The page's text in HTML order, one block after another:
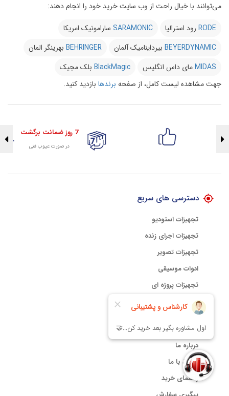
می‌توانند با خیال راحت از وب سایت خرید خود را انجام دهند:
RODE رود استرالیا SARAMONIC سارامونیک امریکا
BEYERDYNAMIC بیرداینامیک آلمان BEHRINGER بهرینگر المان
MIDASمای داس انگلیس BlackMagic بلک مجیک
جهت مشاهده لیست کامل، از صفحه برندها بازدید کنید.
7 روز ضمانت برگشت
در صورت عیوب فنی
دسترسی های سریع
تجهیزات استودیو
تجهیزات اجرای زنده
تجهیزات تصویر
ادوات موسیقی
تجهیزات پروژه ای
تجهیزات نورپردازی
خدمات مشتریان
درباره ما
ارتباط با ما
راهنمای خرید